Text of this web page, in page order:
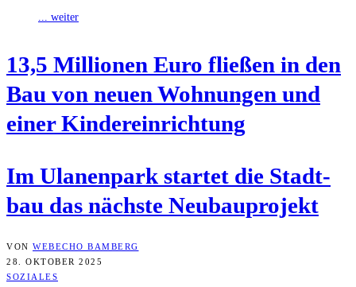
... weiter
13,5 Mil­lio­nen Euro flie­ßen in den
Bau von neu­en Woh­nun­gen und
einer Kindereinrichtung
Im Ula­nen­park star­tet die Stadt­
bau das nächs­te Neubauprojekt
VON WEBECHO BAMBERG
28. OKTOBER 2025
SOZIALES